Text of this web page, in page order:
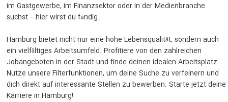
im Gastgewerbe, im Finanzsektor oder in der Medienbranche
suchst – hier wirst du fündig.
Hamburg bietet nicht nur eine hohe Lebensqualität, sondern auch
ein vielfältiges Arbeitsumfeld. Profitiere von den zahlreichen
Jobangeboten in der Stadt und finde deinen idealen Arbeitsplatz.
Nutze unsere Filterfunktionen, um deine Suche zu verfeinern und
dich direkt auf interessante Stellen zu bewerben. Starte jetzt deine
Karriere in Hamburg!